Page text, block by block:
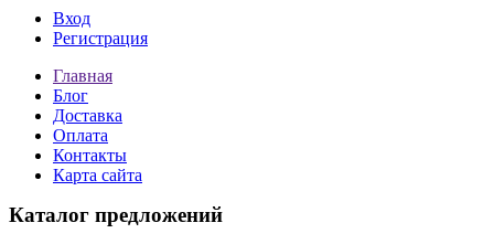
Вход
Регистрация
Главная
Блог
Доставка
Оплата
Контакты
Карта сайта
Каталог предложений